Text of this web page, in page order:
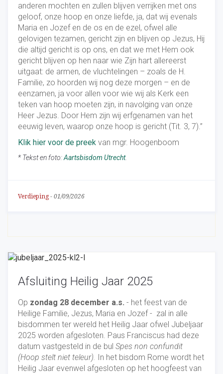
anderen mochten en zullen blijven verrijken met ons
geloof, onze hoop en onze liefde, ja, dat wij evenals
Maria en Jozef en de os en de ezel, ofwel alle
gelovigen tezamen, gericht zijn en blijven op Jezus, Hij
die altijd gericht is op ons, en dat we met Hem ook
gericht blijven op hen naar wie Zijn hart allereerst
uitgaat: de armen, de vluchtelingen – zoals de H.
Familie, zo hoorden wij nog deze morgen – en de
eenzamen, ja voor allen voor wie wij als Kerk een
teken van hoop moeten zijn, in navolging van onze
Heer Jezus. Door Hem zijn wij erfgenamen van het
eeuwig leven, waarop onze hoop is gericht (Tit. 3, 7).”
Klik hier voor de preek van mgr. Hoogenboom
* Tekst en foto:Aartsbisdom Utrecht.
Verdieping- 01/09/2026
Afsluiting Heilig Jaar 2025
Op zondag 28 december a.s. - het feest van de
Heilige Familie, Jezus, Maria en Jozef - zal in alle
bisdommen ter wereld het Heilig Jaar ofwel Jubeljaar
2025 worden afgesloten. Paus Franciscus had deze
datum vastgesteld in de bul Spes non confundit
(Hoop stelt niet teleur). In het bisdom Rome wordt het
Heilig Jaar evenwel afgesloten op het hoogfeest van